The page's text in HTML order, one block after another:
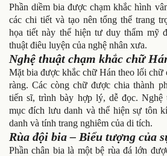
Phần diềm bia được chạm khắc hình
các chi tiết và tạo nên tổng thể trang
họa tiết này thể hiện tư duy thẩm mỹ
thuật điêu luyện của nghệ nhân xưa.
Nghệ thuật chạm khắc chữ
Mặt bia được khắc chữ Hán theo lối chữ
ràng. Các còng chữ được chia thành
tiến sĩ, trình bày hợp lý, dễ đọc. Nghệ
mục đích lưu danh và thể hiện sự tôn
danh và tính trang nghiêm của di tích.
Rùa đội bia – Biểu tượng của
Phần chân bia là một bệ rùa đá lớn